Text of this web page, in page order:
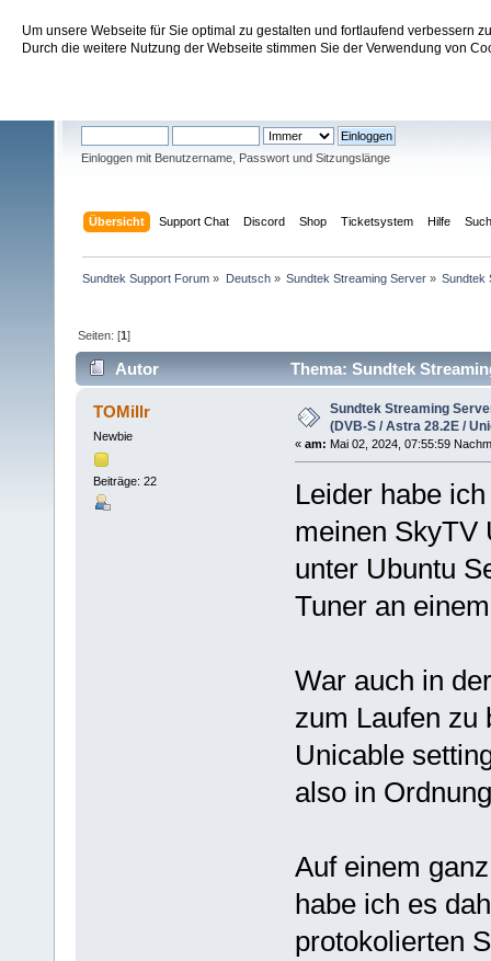
Um unsere Webseite für Sie optimal zu gestalten und fortlaufend verbessern
Durch die weitere Nutzung der Webseite stimmen Sie der Verwendung von
Sundtek Support Forum
Einloggen mit Benutzername, Passwort und Sitzungslänge
Übersicht Support Chat Discord Shop Ticketsystem Hilfe
Sundtek Support Forum » Deutsch» Sundtek Streaming Server» Sundtek
Seiten: [1]
Autor
Thema: Sundtek
(Gelesen 43667 mal)
TOMillr
Newbie
Beiträge: 22
Sundtek Streaming
(DVB-S / Astra 28.2E /
« am: Mai 02, 2024, 07:55:59
Leider habe
meinen SkyTV
unter Ubuntu
Tuner an
War auch in
zum Laufen zu
Unicable
also in
Auf einem
habe ich es
protokolierten